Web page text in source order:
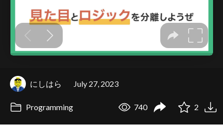
にしはら July 27, 2023
Programming 740 2